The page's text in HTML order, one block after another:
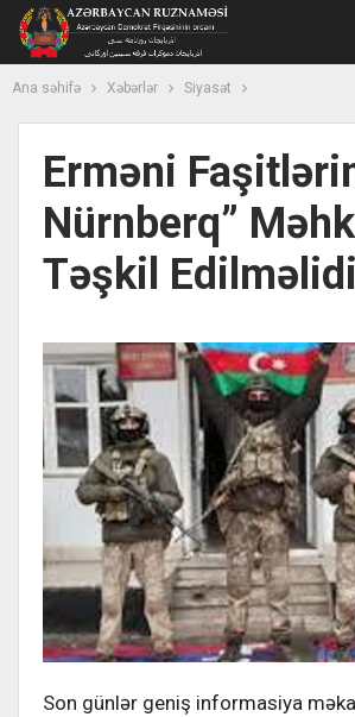
Ana səhifə Xəbərlər Siyasət
Erməni
Nürnberq”
Təşkil
Son günlər geniş informasiya